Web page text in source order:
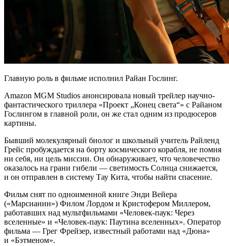
Главную роль в фильме исполнил Райан Гослинг.
Amazon MGM Studios анонсировала новый трейлер научно-
фантастического триллера «Проект „Конец света“» с Райаном
Гослингом в главной роли, он же стал одним из продюсеров
картины.
Бывший молекулярный биолог и школьный учитель Райленд
Грейс пробуждается на борту космического корабля, не помня
ни себя, ни цель миссии. Он обнаруживает, что человечество
оказалось на грани гибели — светимость Солнца снижается,
и он отправлен в систему Тау Кита, чтобы найти спасение.
Фильм снят по одноименной книге Энди Вейера
(«Марсианин») Филом Лордом и Кристофером Миллером,
работавших над мультфильмами «Человек-паук: Через
вселенные» и «Человек-паук: Паутина вселенных». Оператор
фильма — Грег Фрейзер, известный работами над «Дюна»
и «Бэтменом».